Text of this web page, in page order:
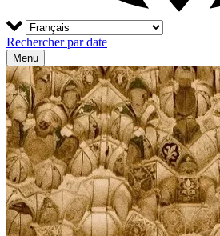
Rechercher par date
Menu